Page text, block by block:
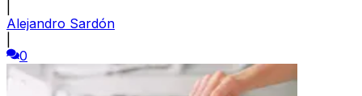
Alejandro Sardón
0